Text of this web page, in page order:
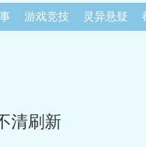
游戏竞技 灵异悬疑
清刷新